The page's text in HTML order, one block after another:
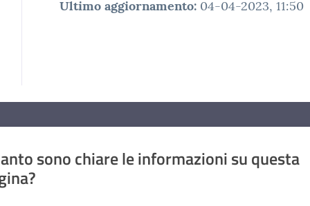
Ultimo aggiornamento: 04-04-2023, 11:50
sono chiare le informazioni su questa